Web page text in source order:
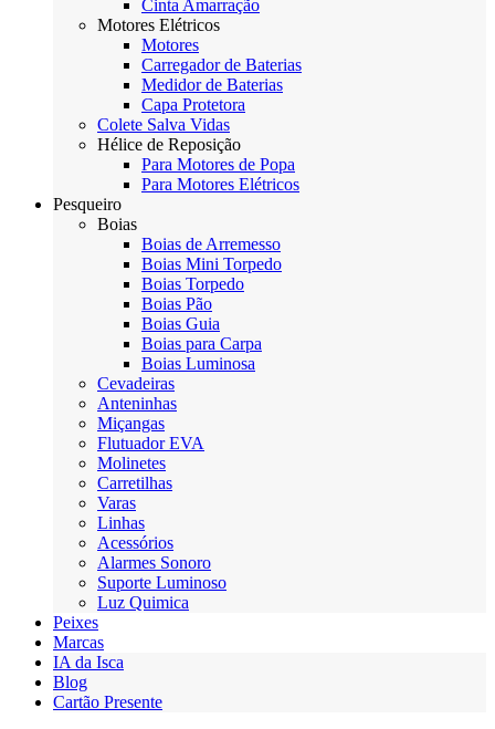
Cinta Amarração
Motores Elétricos
Motores
Carregador de Baterias
Medidor de Baterias
Capa Protetora
Colete Salva Vidas
Hélice de Reposição
Para Motores de Popa
Para Motores Elétricos
Pesqueiro
Boias
Boias de Arremesso
Boias Mini Torpedo
Boias Torpedo
Boias Pão
Boias Guia
Boias para Carpa
Boias Luminosa
Cevadeiras
Anteninhas
Miçangas
Flutuador EVA
Molinetes
Carretilhas
Varas
Linhas
Acessórios
Alarmes Sonoro
Suporte Luminoso
Luz Quimica
Peixes
Marcas
IA da Isca
Blog
Cartão Presente